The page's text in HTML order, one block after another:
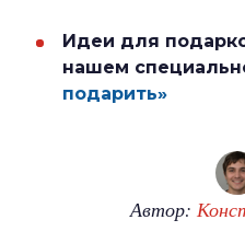
Идеи для
нашем
подарить»
Автор: